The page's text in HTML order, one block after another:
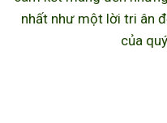
nhất như một lời tri ân
của